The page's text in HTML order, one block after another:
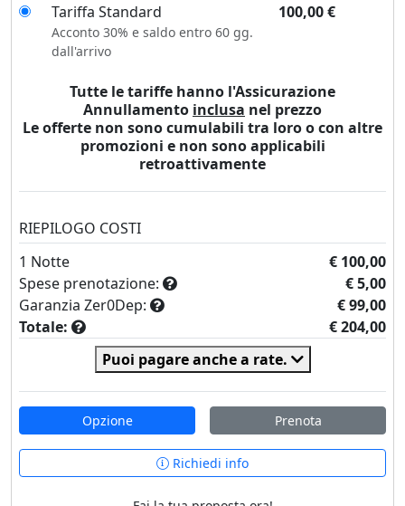
Tariffa Standard
100,00€
Acconto 30% e saldo entro 60 gg.
dall'arrivo
Tutte le tariffe hanno l'Assicurazione
Annullamento inclusa nel prezzo
Le offerte non sono cumulabili tra loro o con altre
promozioni e non sono applicabili
retroattivamente
RIEPILOGO COSTI
1 Notte
€ 100,00
Spese prenotazione:
€ 5,00
Garanzia Zer0Dep:
€ 99,00
Totale:
€ 204,00
Puoi pagare anche a rate.
Opzione Prenota
Richiedi info